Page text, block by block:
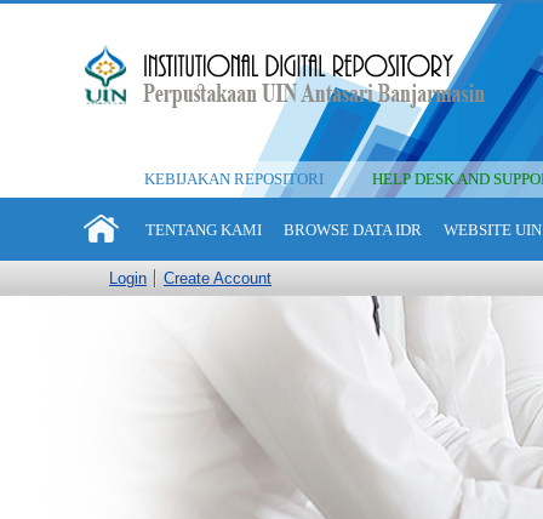
KEBIJAKAN REPOSITORI HELP DESK AND
TENTANG KAMI BROWSE DATA IDR WEBSITE
Login Create Account